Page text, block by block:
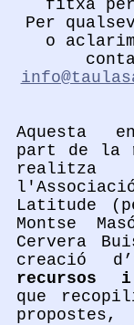
fitxa
Per
o
Aquesta
part de la
Latitude
Montse
Cervera
creació
recursos i
que